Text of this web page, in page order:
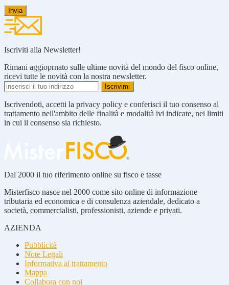
Iscriviti alla Newsletter!
Rimani aggioprnato sulle ultime novità del mondo del fisco online,
ricevi tutte le novità con la nostra newsletter.
Iscrivendoti, accetti la privacy policy e conferisci il tuo consenso al
trattamento nell'ambito delle finalità e modalità ivi indicate, nei limiti
in cui il consenso sia richiesto.
Dal 2000 il tuo riferimento online su fisco e tasse
Misterfisco nasce nel 2000 come sito online di informazione
tributaria ed economica e di consulenza aziendale, dedicato a
società, commercialisti, professionisti, aziende e privati.
AZIENDA
Pubblicità
Note Legali
Informativa al trattamento
Mappa
Collabora con noi